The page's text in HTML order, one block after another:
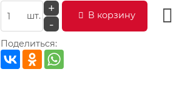
шт.
+
-
В корзину
Поделиться: